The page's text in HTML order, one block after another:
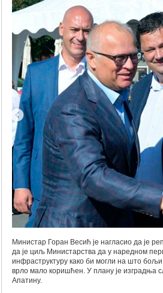
Министар Горан Весић је нагласио да је
да је циљ Министарства да у наредном
инфраструктуру како би могли на што
врло мало коришћен. У плану је изградња
Апатину.